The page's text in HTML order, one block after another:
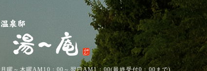
月曜～木曜AM10：00～翌日AM1：00(最終受付0：00まで)